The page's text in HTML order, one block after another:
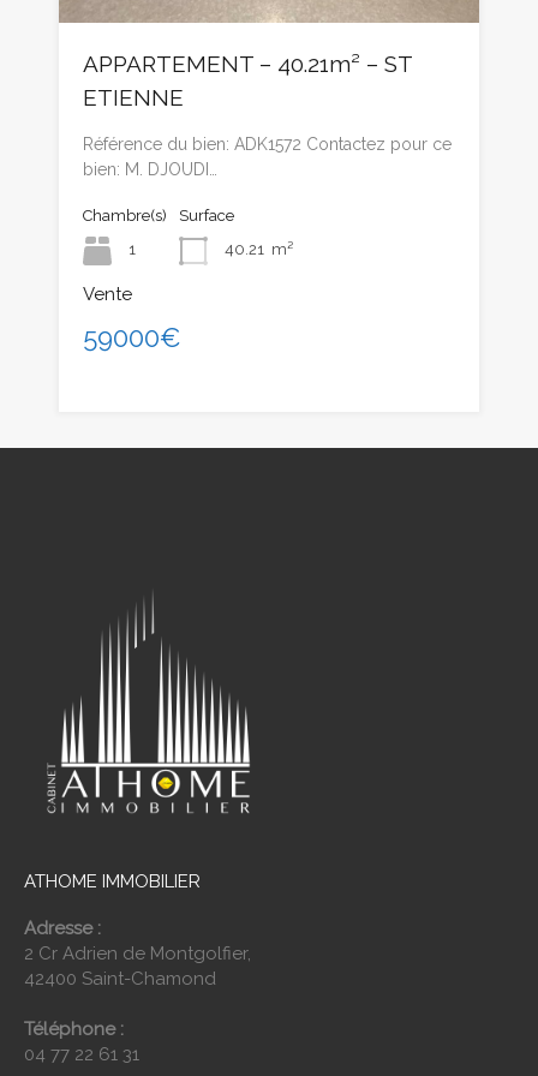
APPARTEMENT – 40.21m² – ST
ETIENNE
Référence du bien: ADK1572 Contactez pour ce
bien: M. DJOUDI…
Chambre(s)
1
Surface
40.21 m²
Vente
59000€
ATHOME IMMOBILIER
Adresse :
2 Cr Adrien de Montgolfier,
42400 Saint-Chamond
Téléphone :
04 77 22 61 31